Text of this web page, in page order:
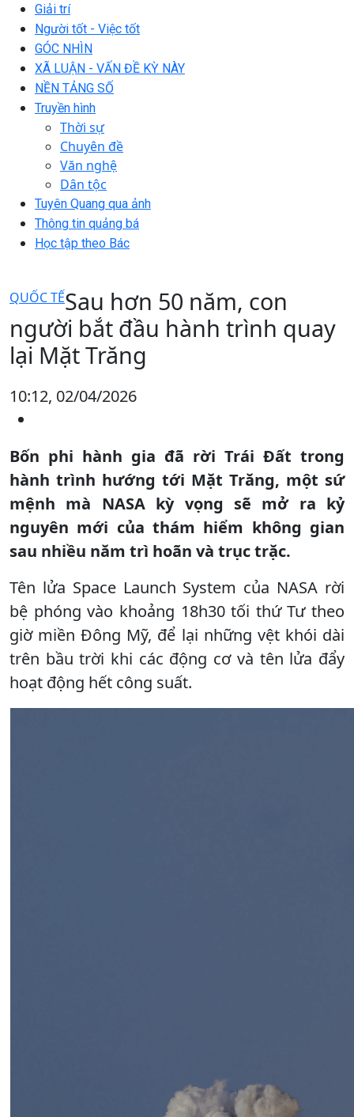
Giải trí
Người tốt - Việc tốt
GÓC NHÌN
XÃ LUẬN - VẤN ĐỀ KỲ NÀY
NỀN TẢNG SỐ
Truyền hình
Thời sự
Chuyên đề
Văn nghệ
Dân tộc
Tuyên Quang qua ảnh
Thông tin quảng bá
Học tập theo Bác
QUỐC TẾSau hơn 50 năm, con
người bắt đầu hành trình quay
lại Mặt Trăng
10:12, 02/04/2026
Bốn phi hành gia đã rời Trái Đất trong
hành trình hướng tới Mặt Trăng, một sứ
mệnh mà NASA kỳ vọng sẽ mở ra kỷ
nguyên mới của thám hiểm không gian
sau nhiều năm trì hoãn và trục trặc.
Tên lửa Space Launch System của NASA rời
bệ phóng vào khoảng 18h30 tối thứ Tư theo
giờ miền Đông Mỹ, để lại những vệt khói dài
trên bầu trời khi các động cơ và tên lửa đẩy
hoạt động hết công suất.